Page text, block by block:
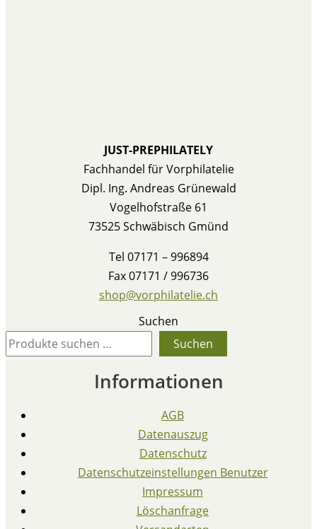
JUST-PREPHILATELY
Fachhandel für Vorphilatelie
Dipl. Ing. Andreas Grünewald
Vogelhofstraße 61
73525 Schwäbisch Gmünd
Tel 07171 – 996894
Fax 07171 / 996736
shop@vorphilatelie.ch
Suchen
Suchen
Informationen
AGB
Datenauszug
Datenschutz
Datenschutzeinstellungen Benutzer
Impressum
Löschanfrage